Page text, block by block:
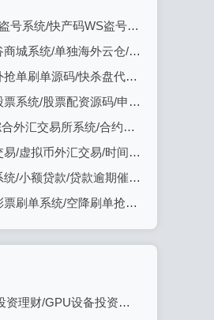
产码WS盗号/网页版盗Ws系统/Java全开源
/单独海外云仓/一键采集铺货/跨境电商源码
源码/快杀盘代理/业务员/亚马逊60关卡任务
/股票配资源码/申购折扣交易系统
所系统/合约挂单交易/秒合约/K线全局控
拟币外汇交易/时间盘/微盘系统
额贷款/贷款逾期催收/java开发
系统/空降刷单抢单/同城任务/系统彩
/GPU设备投资返利/多级分销